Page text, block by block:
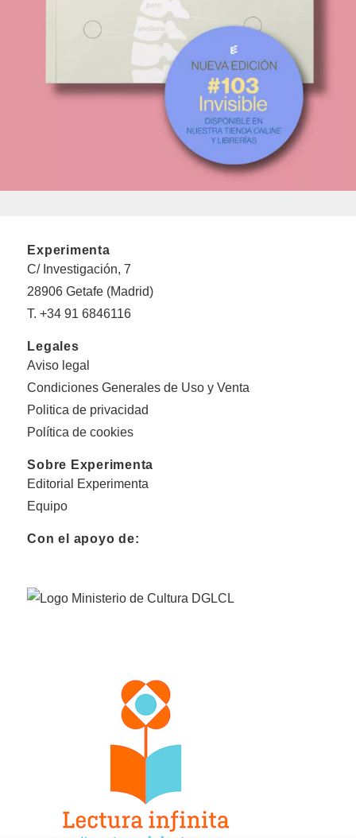
Experimenta
C/ Investigación, 7
28906 Getafe (Madrid)
T. +34 91 6846116
Legales
Aviso legal
Condiciones Generales de Uso y Venta
Politica de privacidad
Política de cookies
Sobre Experimenta
Editorial Experimenta
Equipo
Con el apoyo de: